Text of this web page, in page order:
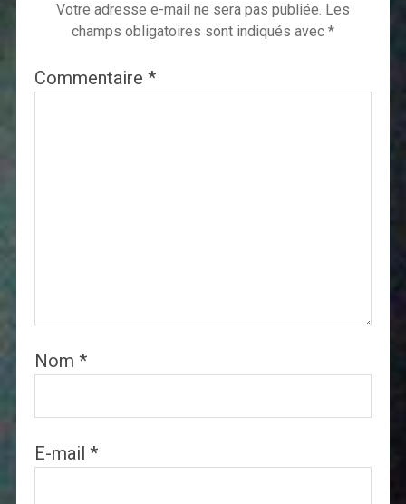
Votre adresse e-mail ne sera pas publiée. Les
champs obligatoires sont indiqués avec *
Commentaire *
Nom *
E-mail *